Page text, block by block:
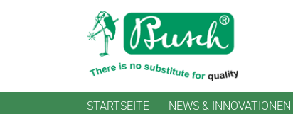
STARTSEITE NEWS & INNOVATIONEN